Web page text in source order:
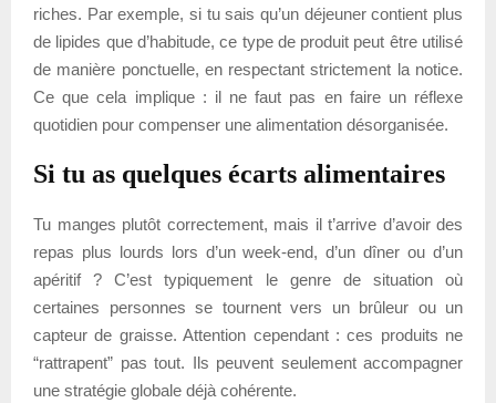
riches. Par exemple, si tu sais qu’un déjeuner contient plus
de lipides que d’habitude, ce type de produit peut être utilisé
de manière ponctuelle, en respectant strictement la notice.
Ce que cela implique : il ne faut pas en faire un réflexe
quotidien pour compenser une alimentation désorganisée.
Si tu as quelques écarts alimentaires
Tu manges plutôt correctement, mais il t’arrive d’avoir des
repas plus lourds lors d’un week-end, d’un dîner ou d’un
apéritif ? C’est typiquement le genre de situation où
certaines personnes se tournent vers un brûleur ou un
capteur de graisse. Attention cependant : ces produits ne
“rattrapent” pas tout. Ils peuvent seulement accompagner
une stratégie globale déjà cohérente.